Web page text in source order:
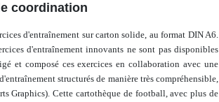
coordination
d'entraînement sur carton solide, au format DIN A6.
d'entraînement innovants ne sont pas disponibles
et composéces exercices en collaboration avec une
structurés de manière très compréhensible,
Graphics). Cette cartothèque de football, avec plus de